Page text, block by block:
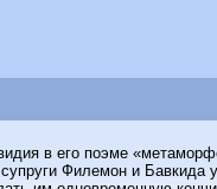
в его поэме
Филемон и Бавкида